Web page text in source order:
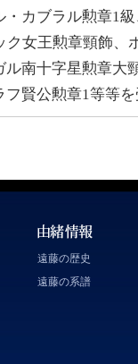
カブラル勲章1
女王勲章頸飾、
南十字星勲章大
賢公勲章1等等
遠藤の歴史
遠藤の系譜